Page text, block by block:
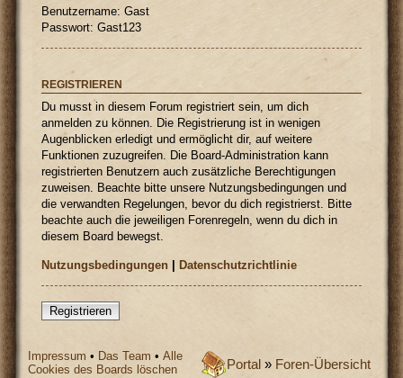
Benutzername: Gast
Passwort: Gast123
REGISTRIEREN
Du musst in diesem Forum registriert sein, um dich
anmelden zu können. Die Registrierung ist in wenigen
Augenblicken erledigt und ermöglicht dir, auf weitere
Funktionen zuzugreifen. Die Board-Administration kann
registrierten Benutzern auch zusätzliche Berechtigungen
zuweisen. Beachte bitte unsere Nutzungsbedingungen und
die verwandten Regelungen, bevor du dich registrierst. Bitte
beachte auch die jeweiligen Forenregeln, wenn du dich in
diesem Board bewegst.
Nutzungsbedingungen |Datenschutzrichtlinie
Registrieren
Portal » Foren-Übersicht
Impressum • Das Team •Alle
Cookies des Boards löschen